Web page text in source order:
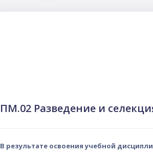
ПМ.02 Разведение и
В результате освоения учебной